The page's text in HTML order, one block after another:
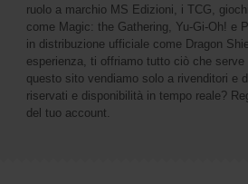
ruolo a marchio MS Edizioni, i TCG,
come Magic: the Gathering, Yu-Gi-Oh! e
in distribuzione ufficiale come Dragon
esperienza, ti offriamo tutto ciò che
questo sito vendiamo solo a rivenditori e
riservati e disponibilità in tempo reale?
del tuo account.